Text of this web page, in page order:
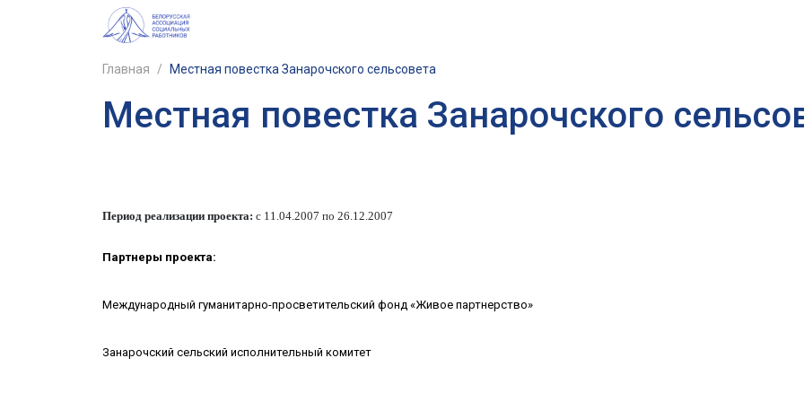
Главная / Местная повестка Занарочского сельсовета
Местная повестка Занарочского
Период реализации проекта: с 11.04.2007 по 26.12.2007
Партнеры проекта:
Международный гуманитарно-просветительский фонд «Живое партнерство»
Занарочский сельский исполнительный комитет